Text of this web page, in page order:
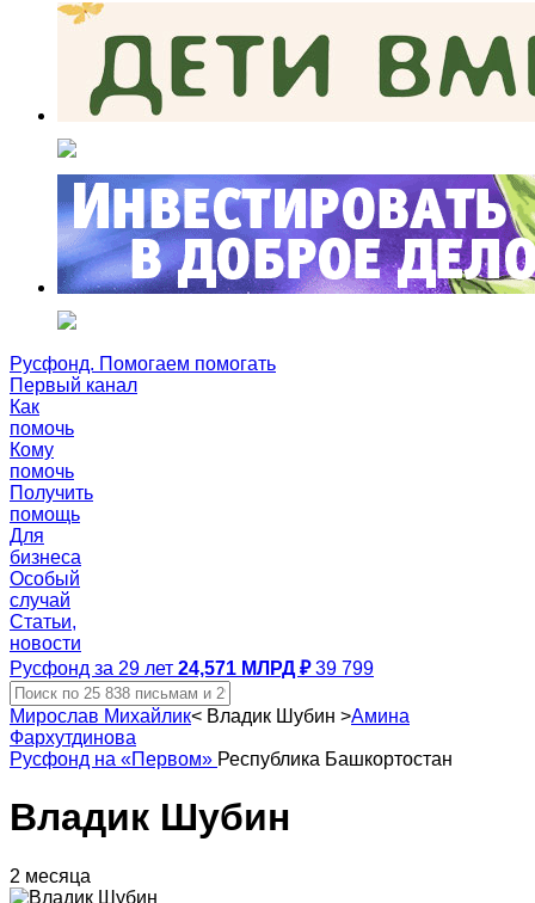
Русфонд. Помогаем помогать
Первый канал
Как
помочь
Кому
помочь
Получить
помощь
Для
бизнеса
Особый
случай
Статьи,
новости
Русфонд за 29 лет 24,571 МЛРД ₽ 39 799
Мирослав Михайлик< Владик Шубин >Амина
Фархутдинова
Русфонд на «Первом» Республика Башкортостан
Владик Шубин
2 месяца